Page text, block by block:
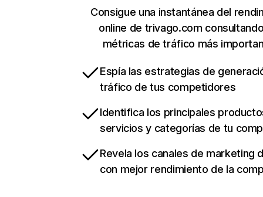
Consigue una instantánea del
online de trivago.com
métricas de tráfico más
Espía las estrategias de
tráfico de tus competidores
Identifica los principales
servicios y categorías de tu
Revela los canales de marketing
con mejor rendimiento de la